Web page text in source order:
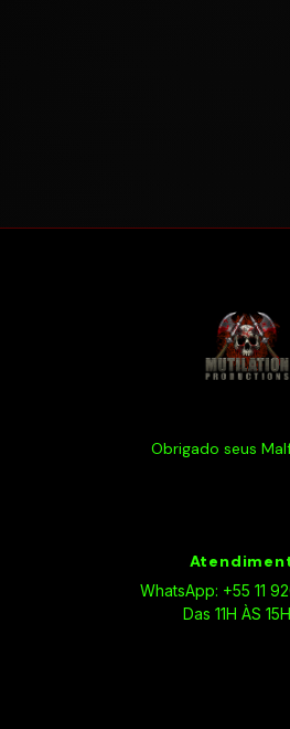
Obrigado seus
WhatsApp: +55 11
Das 11H ÀS